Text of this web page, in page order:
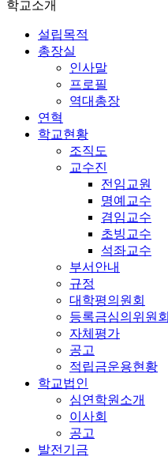
학교소개
설립목적
총장실
인사말
프로필
역대총장
연혁
학교현황
조직도
교수진
전임교원
명예교수
겸임교수
초빙교수
석좌교수
부서안내
규정
대학평의원회
등록금심의위원회
자체평가
공고
적립금운용현황
학교법인
심연학원소개
이사회
공고
발전기금